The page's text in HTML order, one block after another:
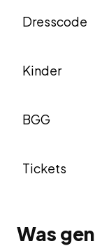
Dresscode
Kinder
BGG
Tickets
Was